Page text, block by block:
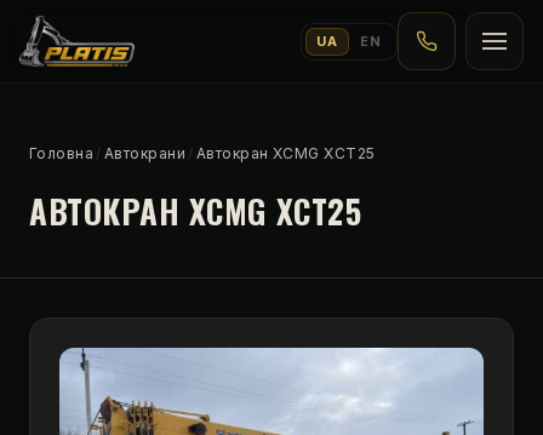
UA EN
Головна / Автокрани / Автокран XCMG XCT25
АВТОКРАН XCMG XCT25